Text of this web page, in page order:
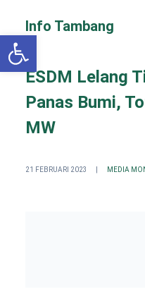
Info Tambang
ESDM Lelang
Panas Bumi,
MW
21 FEBRUARI 2023 MEDIA
Open toolbar